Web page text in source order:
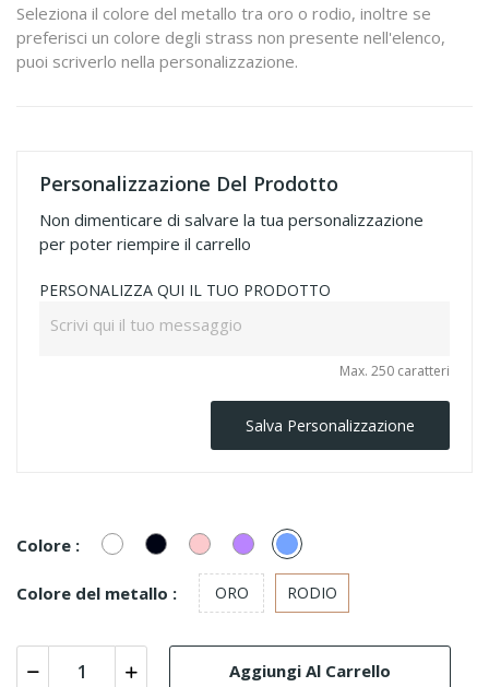
Seleziona il colore del metallo tra oro o rodio, inoltre se
preferisci un colore degli strass non presente nell'elenco,
puoi scriverlo nella personalizzazione.
Personalizzazione Del Prodotto
Non dimenticare di salvare la tua personalizzazione
per poter riempire il carrello
PERSONALIZZA QUI IL TUO PRODOTTO
Max. 250 caratteri
Salva Personalizzazione
Colore : Bianco/Cristal
Nero Rosa Lilla Azzurro
polvere
Colore del metallo : ORO RODIO
Aggiungi Al Carrello